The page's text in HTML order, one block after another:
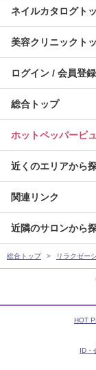
ネイルカタログト
美容クリニックト
ログイン / 会員登録
総合トップ
ホットペッパービ
近くのエリアから
関連リンク
近隣のサロンから
総合トップ リラクゼー
HOT
ID・